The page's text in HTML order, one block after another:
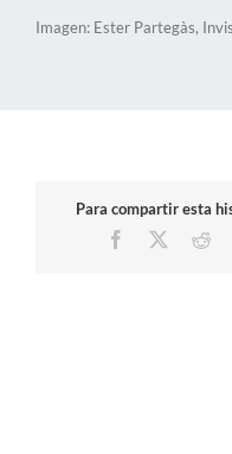
Imagen: Ester Partegàs,
Para compartir esta
Facebook